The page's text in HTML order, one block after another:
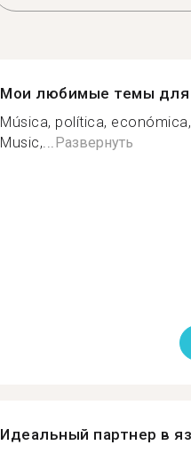
Мои любимые темы для
Música, política,
Music,...Развернуть
Идеальный партнер в